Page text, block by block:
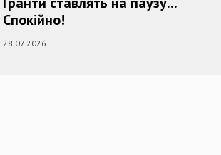
Спокійно!
28.07.2026